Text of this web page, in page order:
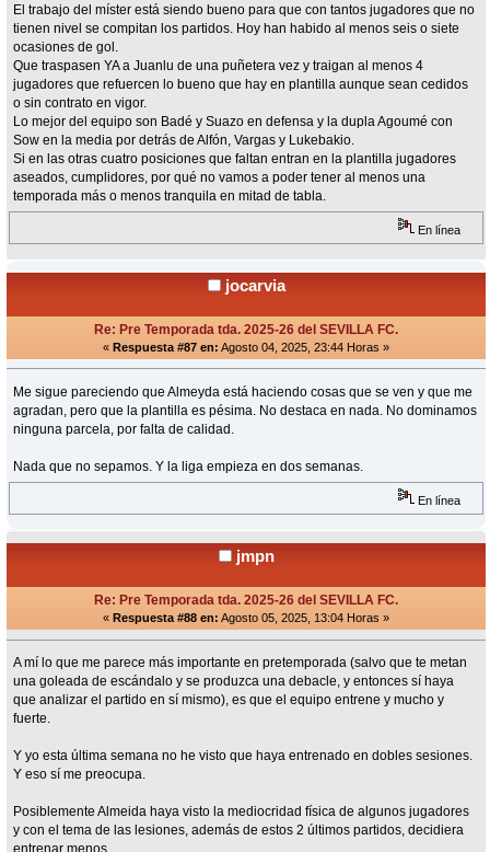
El trabajo del míster está siendo bueno para que con tantos jugadores que no
tienen nivel se compitan los partidos. Hoy han habido al menos seis o siete
ocasiones de gol.
Que traspasen YA a Juanlu de una puñetera vez y traigan al menos 4
jugadores que refuercen lo bueno que hay en plantilla aunque sean cedidos
o sin contrato en vigor.
Lo mejor del equipo son Badé y Suazo en defensa y la dupla Agoumé con
Sow en la media por detrás de Alfón, Vargas y Lukebakio.
Si en las otras cuatro posiciones que faltan entran en la plantilla jugadores
aseados, cumplidores, por qué no vamos a poder tener al menos una
temporada más o menos tranquila en mitad de tabla.
En línea
jocarvia
Re: Pre Temporada tda. 2025-26 del SEVILLA FC.
« Respuesta #87 en: Agosto 04, 2025, 23:44 Horas »
Me sigue pareciendo que Almeyda está haciendo cosas que se ven y que me
agradan, pero que la plantilla es pésima. No destaca en nada. No dominamos
ninguna parcela, por falta de calidad.
Nada que no sepamos. Y la liga empieza en dos semanas.
En línea
jmpn
Re: Pre Temporada tda. 2025-26 del SEVILLA FC.
« Respuesta #88 en: Agosto 05, 2025, 13:04 Horas »
A mí lo que me parece más importante en pretemporada (salvo que te metan
una goleada de escándalo y se produzca una debacle, y entonces sí haya
que analizar el partido en sí mismo), es que el equipo entrene y mucho y
fuerte.
Y yo esta última semana no he visto que haya entrenado en dobles sesiones.
Y eso sí me preocupa.
Posiblemente Almeida haya visto la mediocridad física de algunos jugadores
y con el tema de las lesiones, además de estos 2 últimos partidos, decidiera
entrenar menos.